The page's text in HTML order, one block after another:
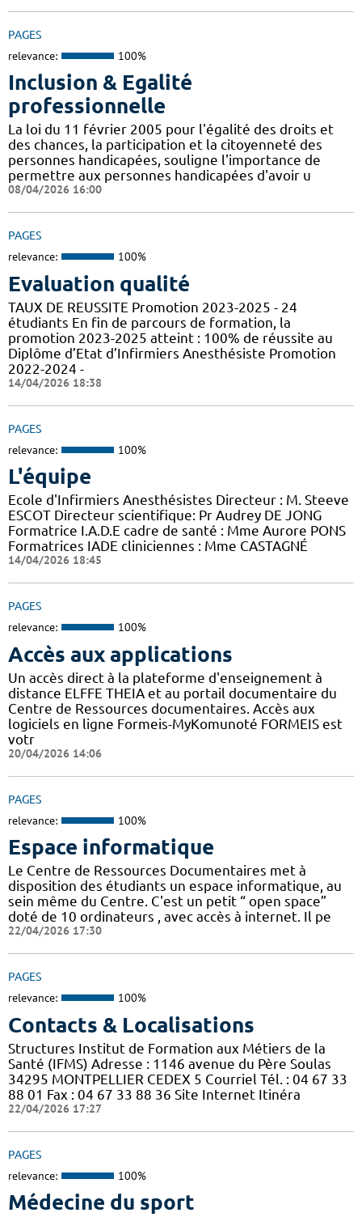
PAGES
relevance: 100%
Inclusion & Egalité
professionnelle
La loi du 11 février 2005 pour l'égalité des droits et
des chances, la participation et la citoyenneté des
personnes handicapées, souligne l'importance de
permettre aux personnes handicapées d'avoir u
08/04/2026 16:00
PAGES
relevance: 100%
Evaluation qualité
TAUX DE REUSSITE Promotion 2023-2025 - 24
étudiants En fin de parcours de formation, la
promotion 2023-2025 atteint : 100% de réussite au
Diplôme d’Etat d’Infirmiers Anesthésiste Promotion
2022-2024 -
14/04/2026 18:38
PAGES
relevance: 100%
L'équipe
Ecole d'Infirmiers Anesthésistes Directeur : M. Steeve
ESCOT Directeur scientifique: Pr Audrey DE JONG
Formatrice I.A.D.E cadre de santé : Mme Aurore PONS
Formatrices IADE cliniciennes : Mme CASTAGNÉ
14/04/2026 18:45
PAGES
relevance: 100%
Accès aux applications
Un accès direct à la plateforme d'enseignement à
distance ELFFE THEIA et au portail documentaire du
Centre de Ressources documentaires. Accès aux
logiciels en ligne Formeis-MyKomunoté FORMEIS est
votr
20/04/2026 14:06
PAGES
relevance: 100%
Espace informatique
Le Centre de Ressources Documentaires met à
disposition des étudiants un espace informatique, au
sein même du Centre. C'est un petit “ open space”
doté de 10 ordinateurs , avec accès à internet. Il pe
22/04/2026 17:30
PAGES
relevance: 100%
Contacts & Localisations
Structures Institut de Formation aux Métiers de la
Santé (IFMS) Adresse : 1146 avenue du Père Soulas
34295 MONTPELLIER CEDEX 5 Courriel Tél. : 04 67 33
88 01 Fax : 04 67 33 88 36 Site Internet Itinéra
22/04/2026 17:27
PAGES
relevance: 100%
Médecine du sport